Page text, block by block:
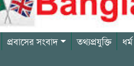
প্রবাসের সংবাদ তথ্যপ্রযুক্তি ধর্ম